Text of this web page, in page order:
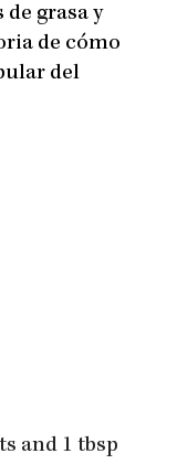
grasa y
de cómo
del
and 1 tbsp